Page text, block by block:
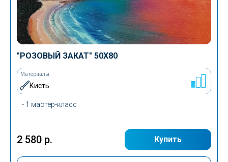
"РОЗОВЫЙ ЗАКАТ" 50Х80
- 1 мастер-класс
Материалы:
Кисть
Купить
2 580 р.